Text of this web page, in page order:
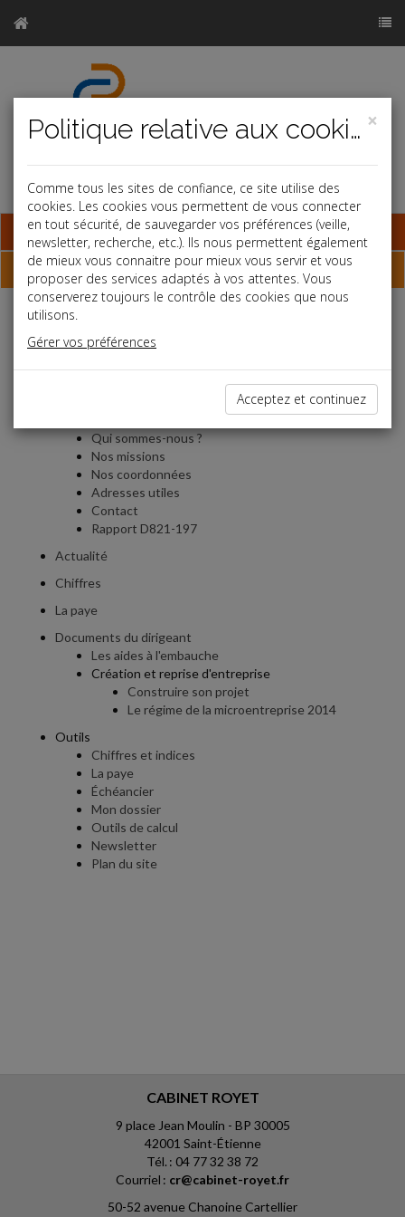
Base documentaire
Plan
Plan du site
Accueil
Qui sommes-nous ?
Nos missions
Nos coordonnées
Adresses utiles
Contact
Rapport D821-197
Actualité
Chiffres
La paye
Documents du dirigeant
Les aides à l'embauche
Création et reprise d'entreprise
Construire son projet
Le régime de la microentreprise 2014
Outils
Chiffres et indices
La paye
Échéancier
Mon dossier
Outils de calcul
Newsletter
Plan du site
CABINET ROYET
9 place Jean Moulin - BP 30005
42001 Saint-Étienne
Tél. : 04 77 32 38 72
Courriel : cr@cabinet-royet.fr
50-52 avenue Chanoine Cartellier
×
Politique relative aux cookies
Comme tous les sites de confiance, ce site utilise des
cookies. Les cookies vous permettent de vous connecter
en tout sécurité, de sauvegarder vos préférences (veille,
newsletter, recherche, etc.). Ils nous permettent également
de mieux vous connaitre pour mieux vous servir et vous
proposer des services adaptés à vos attentes. Vous
conserverez toujours le contrôle des cookies que nous
utilisons.
Gérer vos préférences
Acceptez et continuez